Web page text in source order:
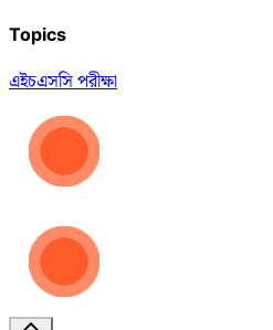
Topics
এইচএসসি পরীক্ষা